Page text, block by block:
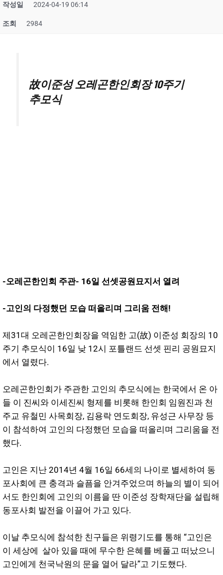
작성일 2024-04-19 06:14
조회 2984
故이준성 오레곤한인회장 10주기
추모식
-오레곤한인회 주관- 16일 선셋공원묘지서 열려
-고인의 다정했던 모습 떠올리며 그리움 전해!
제31대 오레곤한인회장을 역임한 고(故) 이준성 회장의 10
주기 추모식이 16일 낮 12시 포틀랜드 선셋 핀리 공원묘지
에서 열렸다.
오레곤한인회가 주관한 고인의 추모식에는 한국에서 온 아
들 이 진씨와 이세진씨 형제를 비롯해 한인회 임원진과 천
주교 유철민 사목회장, 김용락 연도회장, 유성근 사무장 등
이 참석하여 고인의 다정했던 모습을 떠올리며 그리움을 전
했다.
고인은 지난 2014년 4월 16일 66세의 나이로 별세하여 동
포사회에 큰 충격과 슬픔을 안겨주었으며 하늘의 별이 되어
서도 한인회에 고인의 이름을 딴 이준성 장학재단을 설립해
동포사회 발전을 이끌어 가고 있다.
이날 추모식에 참석한 친구들은 위령기도를 통해 “고인은
이 세상에 살아 있을 때에 무수한 은혜를 베풀고 떠났으니
고인에게 천국낙원의 문을 열어 달라”고 기도했다.